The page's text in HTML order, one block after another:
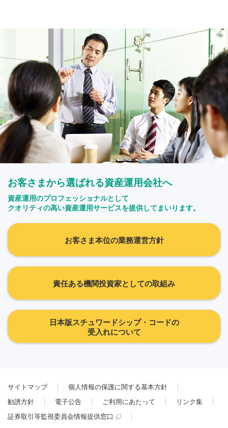
お客さまから選ばれる資産運用会社へ
資産運用のプロフェッショナルとして
クオリティの高い資産運用サービスを提供してまいります。
お客さま本位の業務運営方針
責任ある機関投資家としての取組み
日本版スチュワードシップ・コードの
受入れについて
サイトマップ
個人情報の保護に関する基本方針
勧誘方針
電子公告 ご利用にあたって
リンク集
証券取引等監視委員会情報提供窓口